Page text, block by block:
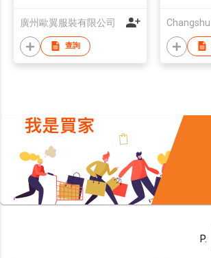
廣州歐翼服裝有限公司
查詢
P.